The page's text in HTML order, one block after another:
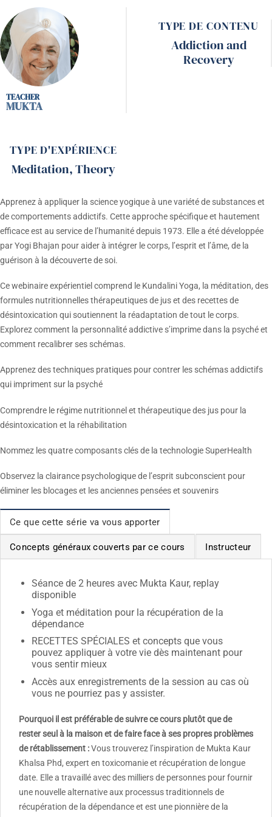
MUKTA
TYPE DE CONTENU
Addiction and
Recovery
TYPE D'EXPÉRIENCE
Meditation,Theory
Apprenez à appliquer la science yogique à une variété de substances et
de comportements addictifs. Cette approche spécifique et hautement
efficace est au service de l’humanité depuis 1973. Elle a été développée
par Yogi Bhajan pour aider à intégrer le corps, l’esprit et l’âme, de la
guérison à la découverte de soi.
Ce webinaire expérientiel comprend le Kundalini Yoga, la méditation, des
formules nutritionnelles thérapeutiques de jus et des recettes de
désintoxication qui soutiennent la réadaptation de tout le corps.
Explorez comment la personnalité addictive s’imprime dans la psyché et
comment recalibrer ses schémas.
Apprenez des techniques pratiques pour contrer les schémas addictifs
qui impriment sur la psyché
Comprendre le régime nutritionnel et thérapeutique des jus pour la
désintoxication et la réhabilitation
Nommez les quatre composants clés de la technologie SuperHealth
Observez la clairance psychologique de l’esprit subconscient pour
éliminer les blocages et les anciennes pensées et souvenirs
Ce que cette série va vous apporter
Concepts généraux couverts par ce cours Instructeur
Séance de 2 heures avec Mukta Kaur, replay
disponible
Yoga et méditation pour la récupération de la
dépendance
RECETTES SPÉCIALES et concepts que vous
pouvez appliquer à votre vie dès maintenant pour
vous sentir mieux
Accès aux enregistrements de la session au cas où
vous ne pourriez pas y assister.
Pourquoi il est préférable de suivre ce cours plutôt que de
rester seul à la maison et de faire face à ses propres problèmes
de rétablissement :Vous trouverez l’inspiration de Mukta Kaur
Khalsa Phd, expert en toxicomanie et récupération de longue
date. Elle a travaillé avec des milliers de personnes pour fournir
une nouvelle alternative aux processus traditionnels de
récupération de la dépendance et est une pionnière de la